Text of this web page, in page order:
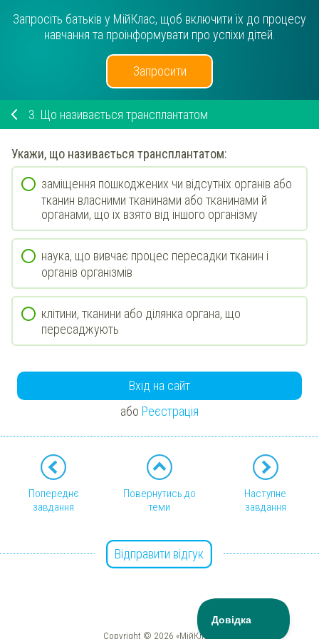
Запросіть батьків у МійКлас, щоб включити їх до процесу
навчання та проінформувати про успіхи дітей.
Запросити
3. Що називається трансплантатом
Укажи, що називається трансплантатом:
заміщення пошкоджених чи відсутніх органів або
тканин власними тканинами або тканинами й
органами, що їх взято від іншого організму
наука, що вивчає процес пересадки тканин і
органів організмів
клітини, тканини або ділянка органа, що
пересаджують
Вхід на сайт
або Реєстрація
Попереднє
завдання
Повернутись до
теми
Наступне
завдання
Відправити відгук
Copyright © 2026 «МійКлас»